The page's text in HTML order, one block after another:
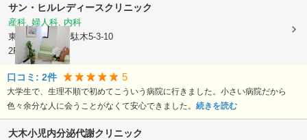
サン・ヒルレディースクリニック
産科, 婦人科, 内科
東京都文京区
千駄木5-3-10
2F
口コミ: 2件 5
大学生で、生理不順で初めてこういう病院に行きました。小さい病院だから
色々余分な人に会うことがなくて安心できました。 続きを読む
大木小児内分泌代謝クリニック